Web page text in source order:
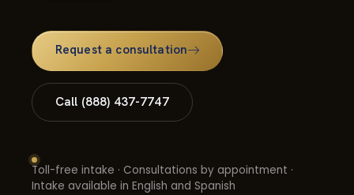
Request a consultation
Call (888) 437-7747
Toll-free intake · Consultations by appointment ·
Intake available in English and Spanish